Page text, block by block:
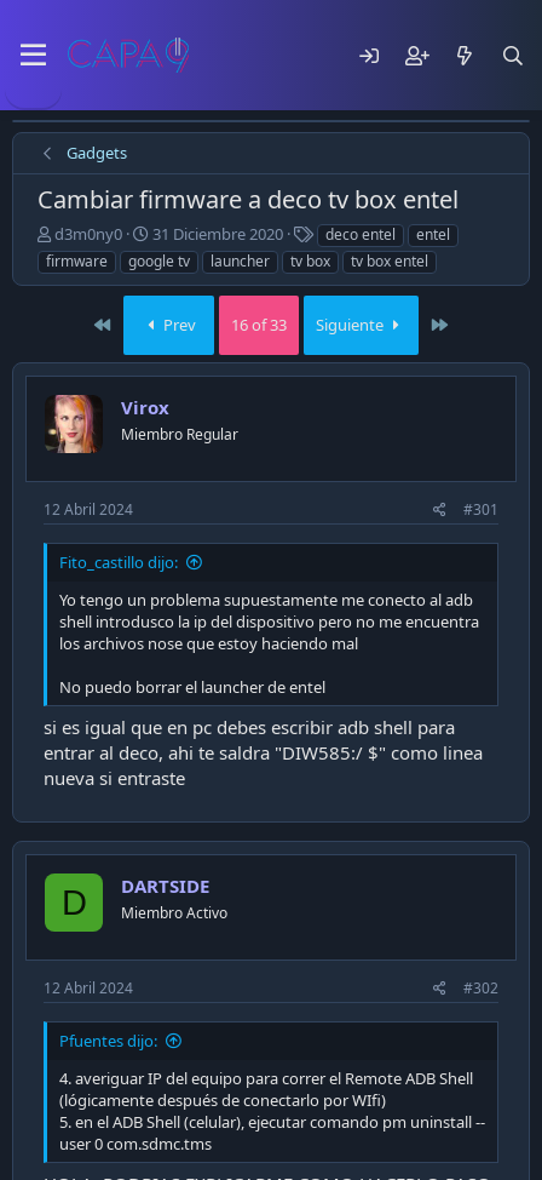
Gadgets
Cambiar firmware a deco tv box entel
E
m
p
e
t
e
m
d3m0ny0
F
e
c
h
a
e
u
b
c
i
n
31 Diciembre 2020
T
a
g
s
deco entel
entel
firmware
google tv launcher tv box tv box entel
First Prev 16 of 33 Siguiente
Virox
Miembro Regular
12 Abril 2024 #301
Fito_castillo dijo:
Yo tengo un problema supuestamente me conecto al adb
shell introdusco la ip del dispositivo pero no me encuentra
los archivos nose que estoy haciendo mal
No puedo borrar el launcher de entel
si es igual que en pc debes escribir adb shell para
entrar al deco, ahi te saldra "DIW585:/ $" como linea
nueva si entraste
D DARTSIDE
Miembro Activo
12 Abril 2024 #302
Pfuentes dijo:
4. averiguar IP del equipo para correr el Remote ADB Shell
(lógicamente después de conectarlo por WIfi)
5. en el ADB Shell (celular), ejecutar comando pm uninstall --
user 0 com.sdmc.tms